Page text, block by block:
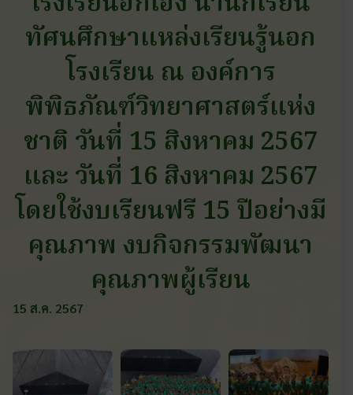
ทัศนศึกษาแหล่งเรียนรู้นอก
โรงเรียน ณ องค์การ
พิพิธภัณฑ์วิทยาศาสตร์แห่ง
ชาติ วันที่ 15 สิงหาคม 2567
และ วันที่ 16 สิงหาคม 2567
โดยใช้งบเรียนฟรี 15 ปีอย่างมี
คุณภาพ งบกิจกรรมพัฒนา
คุณภาพผู้เรียน
15 ส.ค. 2567